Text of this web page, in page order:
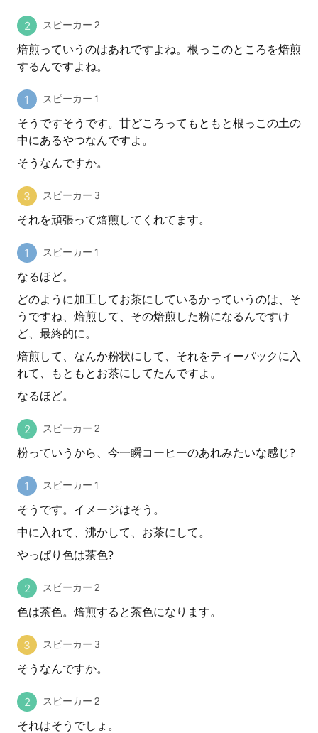
スピーカー 2
焙煎っていうのはあれですよね。根っこのところを焙煎
するんですよね。
スピーカー 1
そうですそうです。甘どころってもともと根っこの土の
中にあるやつなんですよ。
そうなんですか。
スピーカー 3
それを頑張って焙煎してくれてます。
スピーカー 1
なるほど。
どのように加工してお茶にしているかっていうのは、そ
うですね、焙煎して、その焙煎した粉になるんですけ
ど、最終的に。
焙煎して、なんか粉状にして、それをティーパックに入
れて、もともとお茶にしてたんですよ。
なるほど。
スピーカー 2
粉っていうから、今一瞬コーヒーのあれみたいな感じ?
スピーカー 1
そうです。イメージはそう。
中に入れて、沸かして、お茶にして。
やっぱり色は茶色?
スピーカー 2
色は茶色。焙煎すると茶色になります。
スピーカー 3
そうなんですか。
スピーカー 2
それはそうでしょ。